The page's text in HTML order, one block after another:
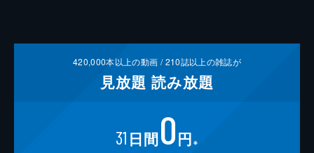
420,000本以上の動画 /210誌以上の雑誌が
見放題 読み放題
31 日間0円 ※